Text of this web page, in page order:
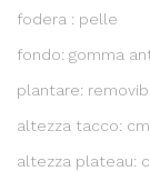
fodera : pelle
fondo: gomma
plantare:
altezza tacco:
altezza plateau: